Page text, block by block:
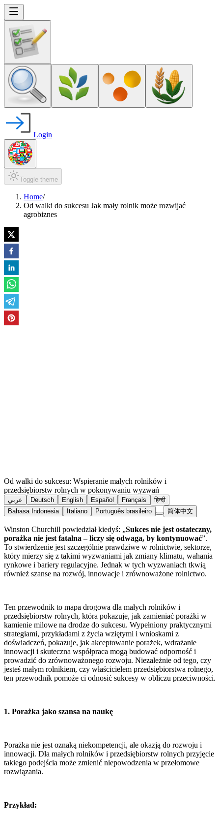
Login
Toggle theme
Home/
Od walki do sukcesu Jak mały rolnik może rozwijać
agrobiznes
Od walki do sukcesu: Wspieranie małych rolników i
przedsiębiorstw rolnych w pokonywaniu wyzwań
عربي Deutsch English Español Français
हिन्दी
Bahasa Indonesia
Italiano Português brasileiro 简体中文
Winston Churchill powiedział kiedyś: „Sukces nie jest ostateczny,
porażka nie jest fatalna – liczy się odwaga, by kontynuować”.
To stwierdzenie jest szczególnie prawdziwe w rolnictwie, sektorze,
który mierzy się z takimi wyzwaniami jak zmiany klimatu, wahania
rynkowe i bariery regulacyjne. Jednak w tych wyzwaniach tkwią
również szanse na rozwój, innowacje i zrównoważone rolnictwo.
Ten przewodnik to mapa drogowa dla małych rolników i
przedsiębiorstw rolnych, która pokazuje, jak zamieniać porażki w
kamienie milowe na drodze do sukcesu. Wypełniony praktycznymi
strategiami, przykładami z życia wziętymi i wnioskami z
doświadczeń, pokazuje, jak akceptowanie porażek, wdrażanie
innowacji i skuteczna współpraca mogą budować odporność i
prowadzić do zrównoważonego rozwoju. Niezależnie od tego, czy
jesteś małym rolnikiem, czy właścicielem przedsiębiorstwa rolnego,
ten przewodnik pomoże ci odnosić sukcesy w obliczu przeciwności.
1. Porażka jako szansa na naukę
Porażka nie jest oznaką niekompetencji, ale okazją do rozwoju i
innowacji. Dla małych rolników i przedsiębiorstw rolnych przyjęcie
takiego podejścia może zmienić niepowodzenia w przełomowe
rozwiązania.
Przykład: